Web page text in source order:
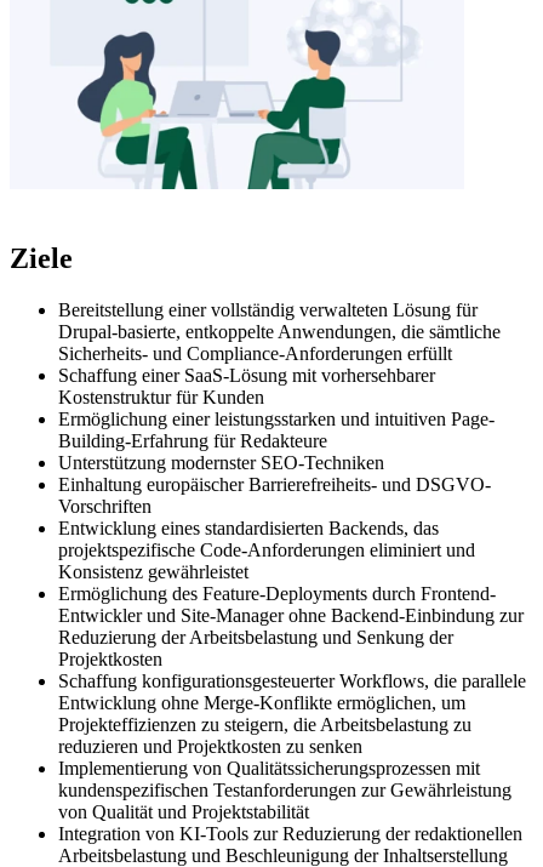
Ziele
Bereitstellung einer vollständig verwalteten Lösung für
Drupal-basierte, entkoppelte Anwendungen, die sämtliche
Sicherheits- und Compliance-Anforderungen erfüllt
Schaffung einer SaaS-Lösung mit vorhersehbarer
Kostenstruktur für Kunden
Ermöglichung einer leistungsstarken und intuitiven Page-
Building-Erfahrung für Redakteure
Unterstützung modernster SEO-Techniken
Einhaltung europäischer Barrierefreiheits- und DSGVO-
Vorschriften
Entwicklung eines standardisierten Backends, das
projektspezifische Code-Anforderungen eliminiert und
Konsistenz gewährleistet
Ermöglichung des Feature-Deployments durch Frontend-
Entwickler und Site-Manager ohne Backend-Einbindung zur
Reduzierung der Arbeitsbelastung und Senkung der
Projektkosten
Schaffung konfigurationsgesteuerter Workflows, die parallele
Entwicklung ohne Merge-Konflikte ermöglichen, um
Projekteffizienzen zu steigern, die Arbeitsbelastung zu
reduzieren und Projektkosten zu senken
Implementierung von Qualitätssicherungsprozessen mit
kundenspezifischen Testanforderungen zur Gewährleistung
von Qualität und Projektstabilität
Integration von KI-Tools zur Reduzierung der redaktionellen
Arbeitsbelastung und Beschleunigung der Inhaltserstellung